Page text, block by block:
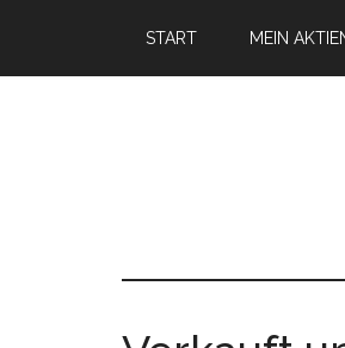
START MEIN